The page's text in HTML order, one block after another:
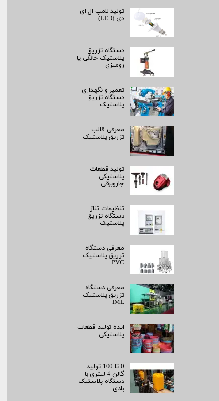
تولید لامپ ال ای
دی (LED)
دستگاه تزریق
پلاستیک خانگی یا
رومیزی
تعمیر و نگهداری
دستگاه تزریق
پلاستیک
معرفی قالب
تزریق پلاستیک
تولید قطعات
پلاستیکی
جاروبرقی
تنظیمات تناژ
دستگاه تزریق
پلاستیک
معرفی دستگاه
تزریق پلاستیک
PVC
معرفی دستگاه
تزریق پلاستیک
IML
ایده تولید قطعات
پلاستیکی
0 تا 100 تولید
گالن 4 لیتری با
دستگاه پلاستیک
بادی